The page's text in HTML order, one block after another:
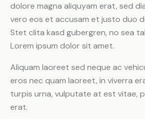
dolore magna aliquyam erat, sed
vero eos et accusam et justo duo
Stet clita kasd gubergren, no sea
Lorem ipsum dolor sit amet.
Aliquam laoreet sed neque ac
eros nec quam laoreet, in viverra
turpis urna, vulputate at est vitae,
erat.